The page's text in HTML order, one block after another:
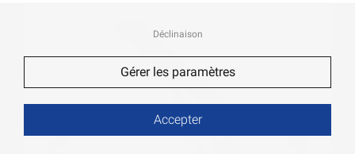
Déclinaison
Gérer les paramètres
Accepter